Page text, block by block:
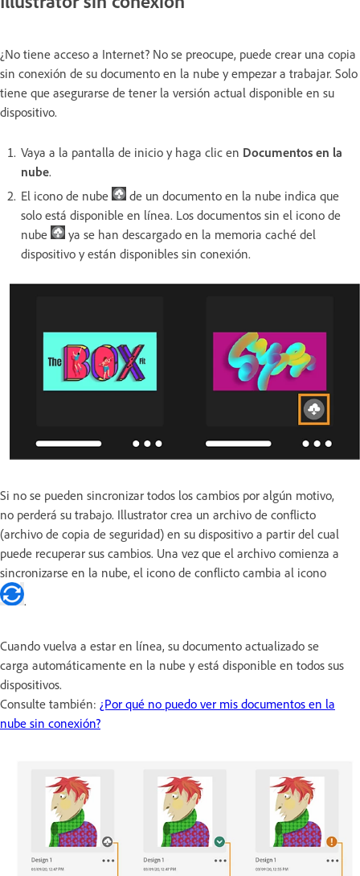
¿No tiene acceso a Internet? No se preocupe, puede crear una copia
sin conexión de su documento en la nube y empezar a trabajar. Solo
tiene que asegurarse de tener la versión actual disponible en su
dispositivo.
Vaya a la pantalla de inicio y haga clic en Documentos en la
nube.
El icono de nube
de un documento en la nube indica que
solo está disponible en línea. Los documentos sin el icono de
nube
ya se han descargado en la memoria caché del
dispositivo y están disponibles sin conexión.
Si no se pueden sincronizar todos los cambios por algún motivo,
no perderá su trabajo. Illustrator crea un archivo de conflicto
(archivo de copia de seguridad) en su dispositivo a partir del cual
puede recuperar sus cambios. Una vez que el archivo comienza a
sincronizarse en la nube, el icono de conflicto cambia al icono
.
Cuando vuelva a estar en línea, su documento actualizado se
carga automáticamente en la nube y está disponible en todos sus
dispositivos.
Consulte también: ¿Por qué no puedo ver mis documentos en la
nube sin conexión?